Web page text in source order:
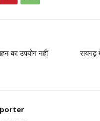
का उपयोग नहीं
रायगढ़